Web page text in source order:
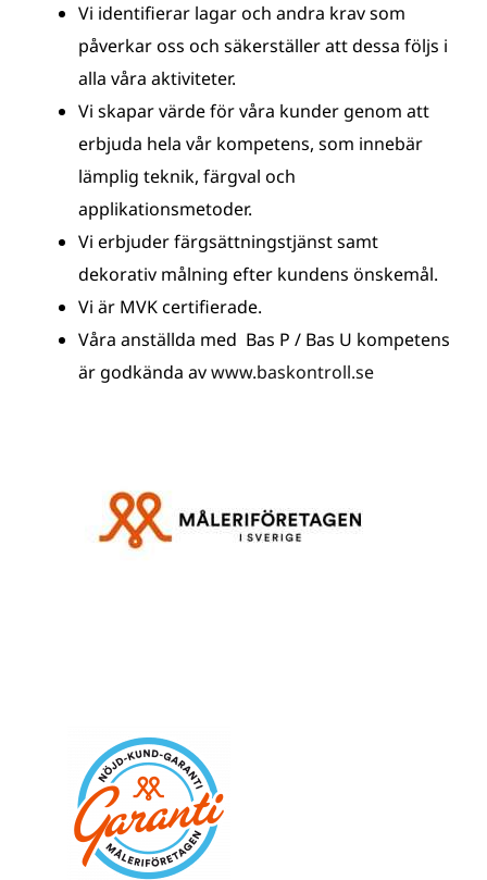
Vi identifierar lagar och andra krav som
påverkar oss och säkerställer att dessa följs i
alla våra aktiviteter.
Vi skapar värde för våra kunder genom att
erbjuda hela vår kompetens, som innebär
lämplig teknik, färgval och
applikationsmetoder.
Vi erbjuder färgsättningstjänst samt
dekorativ målning efter kundens önskemål.
Vi är MVK certifierade.
Våra anställda med Bas P / Bas U kompetens
är godkända avwww.baskontroll.se